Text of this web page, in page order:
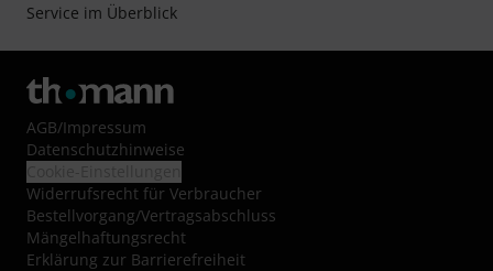
Service im Überblick
AGB/Impressum
Datenschutzhinweise
Widerrufsrecht für Verbraucher
Bestellvorgang/Vertragsabschluss
Mängelhaftungsrecht
Erklärung zur Barrierefreiheit